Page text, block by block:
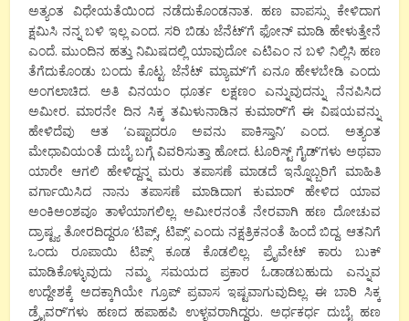
ಅತ್ಯಂತ ವಿಧೇಯತೆಯಿಂದ ನಡೆದುಕೊಂಡನಾತ. ಹಣ ವಾಪಸ್ಸು ಕೇಳಿದಾಗ
ಕ್ಷಮಿಸಿ ನನ್ನ ಬಳಿ ಇಲ್ಲ ಎಂದ. ಸರಿ ಬಿಡು ಜೆನೆಟ್’ಗೆ ಫೋನ್ ಮಾಡಿ ಹೇಳುತ್ತೇನೆ
ಎಂದೆ. ಮುಂದಿನ ಹತ್ತು ನಿಮಿಷದಲ್ಲಿ ಯಾವುದೋ ಎಟಿಎಂ ನ ಬಳಿ ನಿಲ್ಲಿಸಿ ಹಣ
ತೆಗೆದುಕೊಂಡು ಬಂದು ಕೊಟ್ಟ. ಜೆನೆಟ್ ಮ್ಯಾಮ್’ಗೆ ಏನೂ ಹೇಳಬೇಡಿ ಎಂದು
ಅಂಗಲಾಚಿದ. ಅತಿ ವಿನಯಂ ಧೂರ್ತ ಲಕ್ಷಣಂ ಎನ್ನುವುದನ್ನು ನೆನಪಿಸಿದ
ಅಮೀರ. ಮಾರನೇ ದಿನ ಸಿಕ್ಕ ತಮಿಳುನಾಡಿನ ಕುಮಾರ್’ಗೆ ಈ ವಿಷಯವನ್ನು
ಹೇಳಿದೆವು ಆತ ‘ಎಷ್ಟಾದರೂ ಅವನು ಪಾಕಿಸ್ತಾನಿ’ ಎಂದ. ಅತ್ಯಂತ
ಮೇಧಾವಿಯಂತೆ ದುಬೈ ಬಗ್ಗೆ ವಿವರಿಸುತ್ತಾ ಹೋದ. ಟೂರಿಸ್ಟ್ ಗೈಡ್’ಗಳು ಅಥವಾ
ಯಾರೇ ಆಗಲಿ ಹೇಳಿದ್ದನ್ನ ಮರು ತಪಾಸಣೆ ಮಾಡದೆ ಇನ್ನೊಬ್ಬರಿಗೆ ಮಾಹಿತಿ
ವರ್ಗಾಯಿಸಿದ ನಾನು ತಪಾಸಣೆ ಮಾಡಿದಾಗ ಕುಮಾರ್ ಹೇಳಿದ ಯಾವ
ಅಂಕಿಅಂಶವೂ ತಾಳೆಯಾಗಲಿಲ್ಲ. ಅಮೀರನಂತೆ ನೇರವಾಗಿ ಹಣ ದೋಚುವ
ದ್ರಾಷ್ಟ್ಯ ತೋರದಿದ್ದರೂ ‘ಟಿಪ್ಸ್, ಟಿಪ್ಸ್’ ಎಂದು ನಕ್ಷತ್ರಿಕನಂತೆ ಹಿಂದೆ ಬಿದ್ದ. ಆತನಿಗೆ
ಒಂದು ರೂಪಾಯಿ ಟಿಪ್ಸ್ ಕೂಡ ಕೊಡಲಿಲ್ಲ. ಪ್ರೈವೇಟ್ ಕಾರು ಬುಕ್
ಮಾಡಿಕೊಳ್ಳುವುದು ನಮ್ಮ ಸಮಯದ ಪ್ರಕಾರ ಓಡಾಡಬಹುದು ಎನ್ನುವ
ಉದ್ದೇಶಕ್ಕೆ ಅದಕ್ಕಾಗಿಯೇ ಗ್ರೂಪ್ ಪ್ರವಾಸ ಇಷ್ಟವಾಗುವುದಿಲ್ಲ. ಈ ಬಾರಿ ಸಿಕ್ಕ
ಡ್ರೈವರ್’ಗಳು ಹಣದ ಹಪಾಹಪಿ ಉಳ್ಳವರಾಗಿದ್ದರು. ಅರ್ಧಕರ್ಧ ದುಬೈ ಹಣ